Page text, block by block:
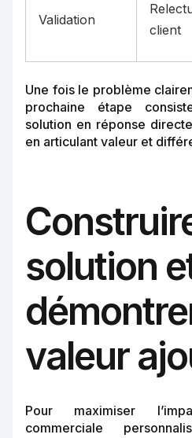
Validation
client
Une fois le problème
prochaine étape
solution en réponse
en articulant valeur et
solution
valeur
Pour maximiser
commerciale